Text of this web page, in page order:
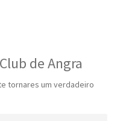
de Angra
tornares um verdadeiro